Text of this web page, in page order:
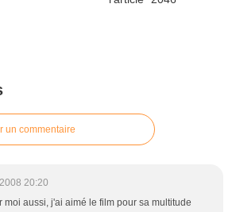
un commentaire
20:20
moi aussi, j'ai aimé le film pour sa multitude